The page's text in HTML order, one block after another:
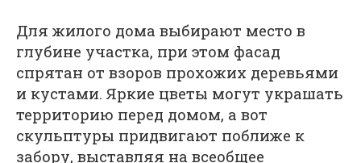
Для жилого дома выбирают место в
глубине участка, при этом фасад
спрятан от взоров прохожих деревьями
и кустами. Яркие цветы могут украшать
территорию перед домом, а вот
скульптуры придвигают поближе к
забору, выставляя на всеобщее